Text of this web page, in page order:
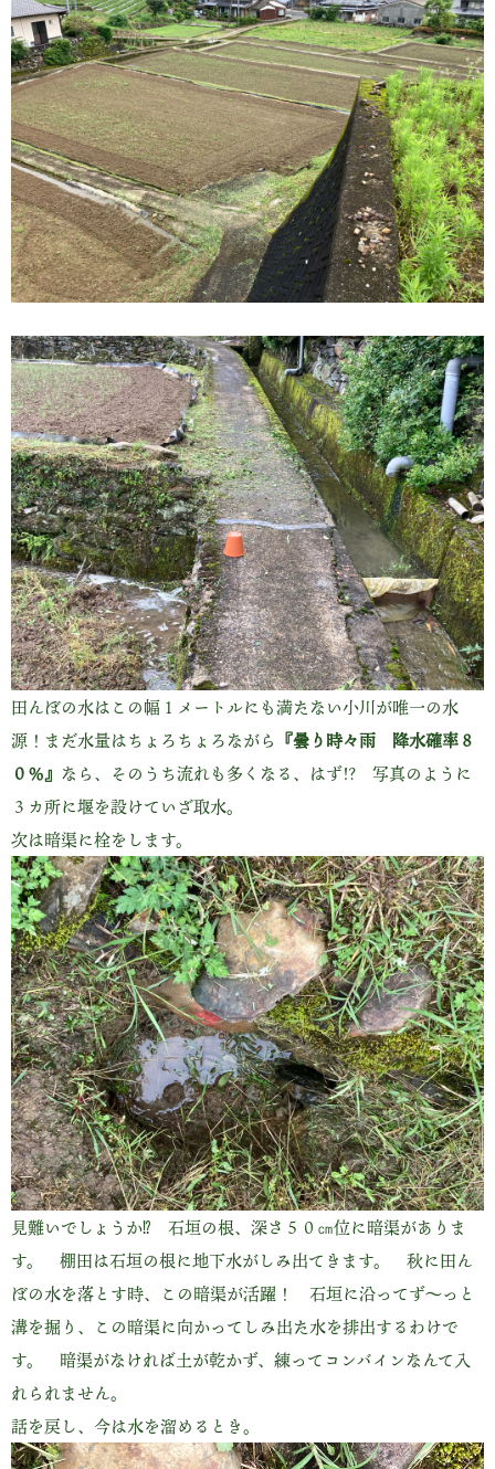
田んぼの水はこの幅１メートルにも満たない小川が唯一の水
源！まだ水量はちょろちょろながら 『曇り時々雨 降水確率８
０％』 なら、そのうち流れも多くなる、はず!? 写真のように
３カ所に堰を設けていざ取水。
次は暗渠に栓をします。
見難いでしょうか⁉ 石垣の根、深さ５０㎝位に暗渠がありま
す。 棚田は石垣の根に地下水がしみ出てきます。 秋に田ん
ぼの水を落とす時、この暗渠が活躍！ 石垣に沿ってず～っと
溝を掘り、この暗渠に向かってしみ出た水を排出するわけで
す。 暗渠がなければ土が乾かず、練ってコンバインなんて入
れられません。
話を戻し、今は水を溜めるとき。